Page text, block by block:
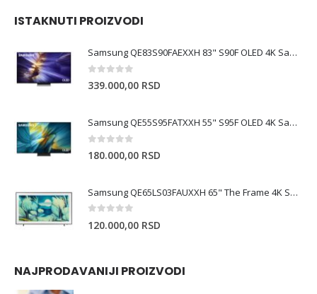
ISTAKNUTI PROIZVODI
Samsung QE83S90FAEXXH 83" S90F OLED 4K Samsung Vision AI Smart TV (2025)
339.000,00 RSD
Samsung QE55S95FATXXH 55" S95F OLED 4K Samsung Vision AI Smart TV
180.000,00 RSD
Samsung QE65LS03FAUXXH 65" The Frame 4K Samsung Vision AI Smart TV
120.000,00 RSD
NAJPRODAVANIJI PROIZVODI